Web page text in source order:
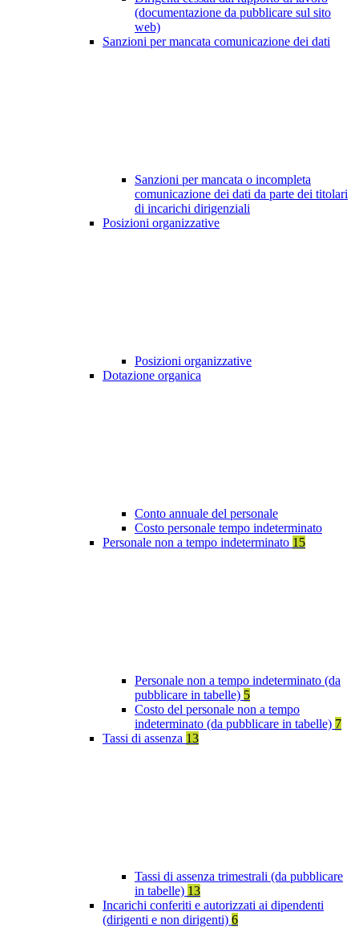
(documentazione da pubblicare sul sito
web)
Sanzioni per mancata comunicazione dei dati
Sanzioni per mancata o incompleta
comunicazione dei dati da parte dei titolari
di incarichi dirigenziali
Posizioni organizzative
Posizioni organizzative
Dotazione organica
Conto annuale del personale
Costo personale tempo indeterminato
Personale non a tempo indeterminato 15
Personale non a tempo indeterminato (da
pubblicare in tabelle) 5
Costo del personale non a tempo
indeterminato (da pubblicare in tabelle) 7
Tassi di assenza 13
Tassi di assenza trimestrali (da pubblicare
in tabelle) 13
Incarichi conferiti e autorizzati ai dipendenti
(dirigenti e non dirigenti) 6